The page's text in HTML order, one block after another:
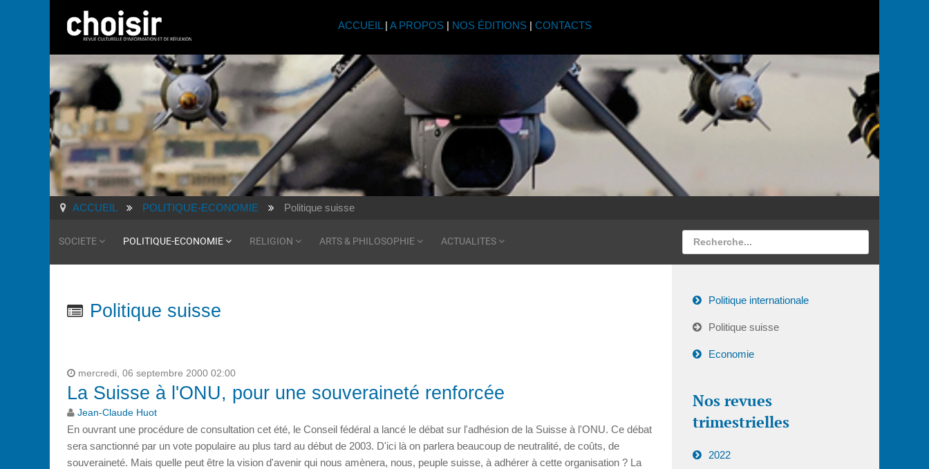
ACCUEIL | A PROPOS| NOS ÉDITIONS| CONTACTS
ACCUEIL POLITIQUE-ECONOMIE Politique suisse
SOCIETE POLITIQUE-ECONOMIE RELIGION ARTS & PHILOSOPHIE ACTUALITES
Politique suisse
mercredi, 06 septembre 2000 02:00
La Suisse à l'ONU, pour une souveraineté renforcée
Jean-Claude Huot
En ouvrant une procédure de consultation cet été, le Conseil fédéral a lancé le débat sur l'adhésion de la Suisse à l'ONU. Ce débat
sera sanctionné par un vote populaire au plus tard au début de 2003. D'ici là on parlera beaucoup de neutralité, de coûts, de
souveraineté. Mais quelle peut être la vision d'avenir qui nous amènera, nous, peuple suisse, à adhérer à cette organisation ? La
Politique internationale
Politique suisse
Economie
Nos revues
trimestrielles
2022